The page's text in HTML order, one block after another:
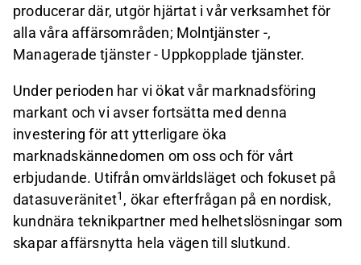
producerar där, utgör hjärtat i vår verksamhet för
alla våra affärsområden; Molntjänster -,
Managerade tjänster - Uppkopplade tjänster.
Under perioden har vi ökat vår marknadsföring
markant och vi avser fortsätta med denna
investering för att ytterligare öka
marknadskännedomen om oss och för vårt
erbjudande. Utifrån omvärldsläget och fokuset på
datasuveränitet1 , ökar efterfrågan på en nordisk,
kundnära teknikpartner med helhetslösningar som
skapar affärsnytta hela vägen till slutkund.